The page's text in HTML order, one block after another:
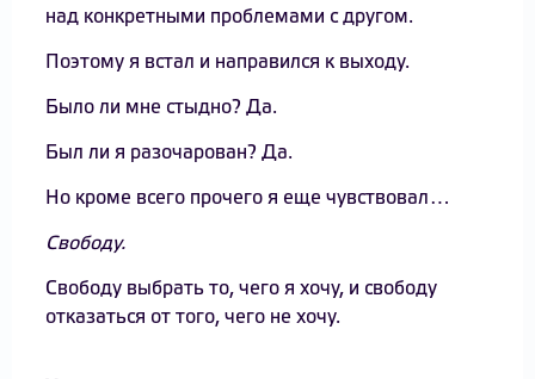
над конкретными проблемами с другом.
Поэтому я встал и направился к выходу.
Было ли мне стыдно? Да.
Был ли я разочарован? Да.
Но кроме всего прочего я еще чувствовал…
Свободу.
Свободу выбрать то, чего я хочу, и свободу
отказаться от того, чего не хочу.